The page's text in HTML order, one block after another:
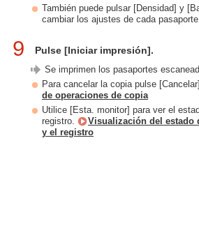
También puede pulsar [Densidad] y
cambiar los ajustes de cada
9 Pulse [Iniciar impresión].
Se imprimen los pasaportes
Para cancelar la copia pulse [Cancelar]
de operaciones de copia
Utilice [Esta. monitor] para ver el
registro.
Visualización del estado
y el registro